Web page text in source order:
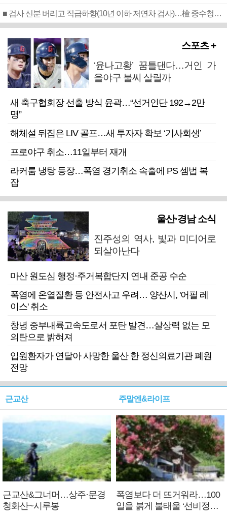
■ 검사 신분 버리고 직급하향(10년 이하 저연차 검사)…檢 중수청행 기피
스포츠 +
‘윤나고황’ 꿈틀댄다…거인 가
을야구 불씨 살릴까
새 축구협회장 선출 방식 윤곽…“선거인단 192→2만
명”
해체설 뒤집은 LIV 골프…새 투자자 확보 ‘기사회생’
프로야구 취소…11일부터 재개
라커룸 냉탕 등장…폭염 경기취소 속출에 PS 셈법 복
잡
울산·경남 소식
진주성의 역사, 빛과 미디어로
되살아난다
마산 원도심 행정·주거복합단지 연내 준공 수순
폭염에 온열질환 등 안전사고 우려… 양산시, '어필 레
이스' 취소
창녕 중부내륙고속도로서 포탄 발견…살상력 없는 모
의탄으로 밝혀져
입원환자가 연달아 사망한 울산 한 정신의료기관 폐원
전망
근교산
근교산&그너머…상주·문경
청화산~시루봉
주말엔&라이프
폭염보다 더 뜨거워라…100
일을 붉게 불태울 ‘선비정신’